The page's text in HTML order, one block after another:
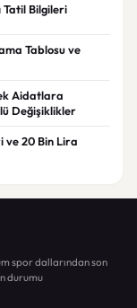
Tatil Bilgileri
Tablosu ve
Aidatlara
Değişiklikler
ve 20 Bin Lira
spor dallarından son
durumu